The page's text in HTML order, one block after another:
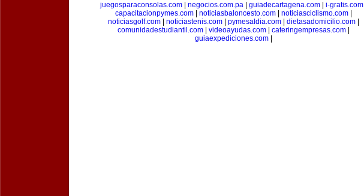
juegosparaconsolas.com| negocios.com.pa| guiadecartagena.com| i-gratis.com|
capacitacionpymes.com| noticiasbaloncesto.com| noticiasciclismo.com|
noticiasgolf.com| noticiastenis.com| pymesaldia.com| dietasadomicilio.com|
comunidadestudiantil.com| videoayudas.com| cateringempresas.com|
guiaexpediciones.com|